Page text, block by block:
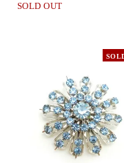
SOLD OUT